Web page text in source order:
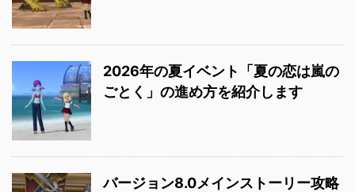
2026年の夏イベント「夏の恋は嵐の
ごとく」の進め方を紹介します
バージョン8.0メインストーリー攻略